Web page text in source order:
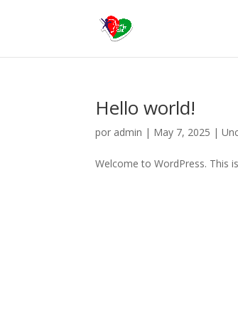
Hello world!
por admin | May 7, 2025 |
Welcome to WordPress. This